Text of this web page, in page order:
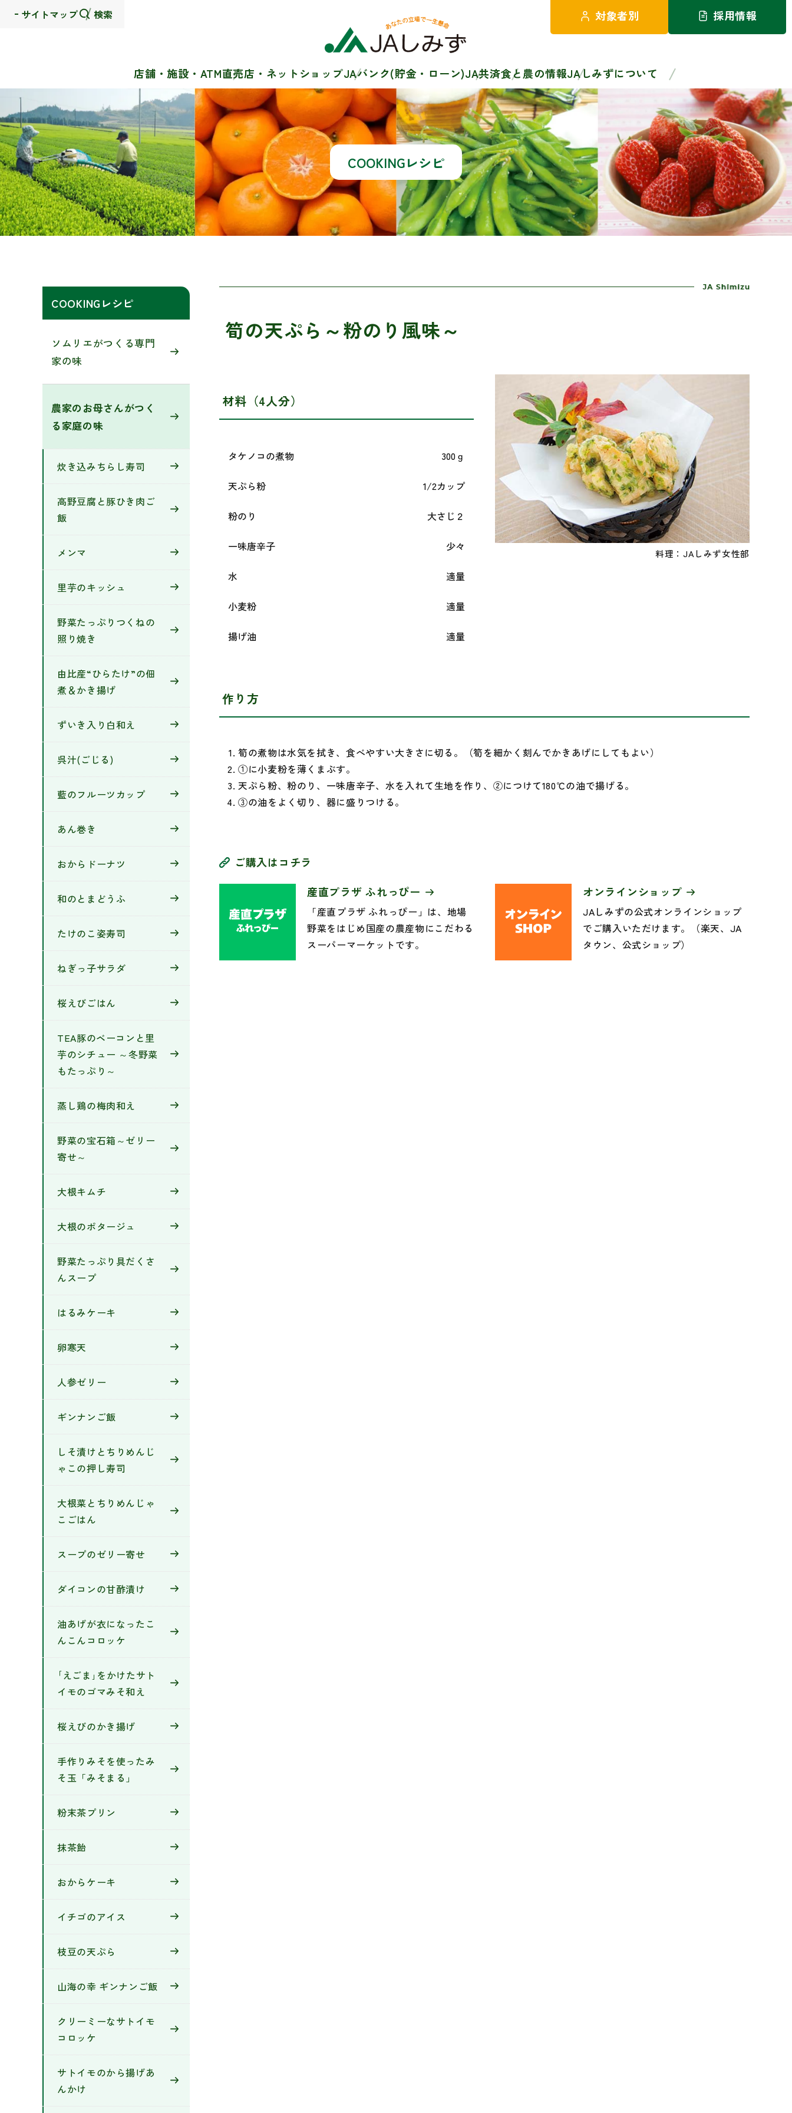
ロ
ー
バ
ル
ナ
ビ
ゲ
ー
文
へ
ー
カ
ル
ナ
ビ
ゲ
ー
シ
ッ
タ
ー
へ
サイトマップ 検索 対象者別 採用情報
店舗・施設・ATM直売店・ネットショップJAバンク(貯金・ローン)JA共済食と農の情報JAしみずについて
COOKINGレシピ
筍の天ぷら～粉のり風味～
材料（4人分）
タケノコの煮物 300ｇ
天ぷら粉 1/2カップ
粉のり 大さじ２
一味唐辛子 少々
水 適量
小麦粉 適量
揚げ油 適量
料理：JAしみず女性部
作り方
筍の煮物は水気を拭き、食べやすい大きさに切る。（筍を細かく刻んでかきあげにしてもよい）
①に小麦粉を薄くまぶす。
天ぷら粉、粉のり、一味唐辛子、水を入れて生地を作り、②につけて180℃の油で揚げる。
③の油をよく切り、器に盛りつける。
ご購入はコチラ
産直プラザ ふれっぴー
「産直プラザ ふれっぴー」は、地場
野菜をはじめ国産の農産物にこだわる
スーパーマーケットです。
オンラインショップ
JAしみずの公式オンラインショップ
でご購入いただけます。（楽天、JA
タウン、公式ショップ）
COOKINGレシピ
ソムリエがつくる専門
家の味
農家のお母さんがつく
る家庭の味
炊き込みちらし寿司
高野豆腐と豚ひき肉ご
飯
メンマ
里芋のキッシュ
野菜たっぷりつくねの
照り焼き
由比産“ひらたけ”の佃
煮＆かき揚げ
ずいき入り白和え
呉汁(ごじる)
藍のフルーツカップ
あん巻き
おからドーナツ
和のとまどうふ
たけのこ姿寿司
ねぎっ子サラダ
桜えびごはん
TEA豚のベーコンと里
芋のシチュー ～冬野菜
もたっぷり～
蒸し鶏の梅肉和え
野菜の宝石箱～ゼリー
寄せ～
大根キムチ
大根のポタージュ
野菜たっぷり具だくさ
んスープ
はるみケーキ
卵寒天
人参ゼリー
ギンナンご飯
しそ漬けとちりめんじ
ゃこの押し寿司
大根菜とちりめんじゃ
こごはん
スープのゼリー寄せ
ダイコンの甘酢漬け
油あげが衣になったこ
んこんコロッケ
｢えごま｣をかけたサト
イモのゴマみそ和え
桜えびのかき揚げ
手作りみそを使ったみ
そ玉「みそまる」
粉末茶プリン
抹茶飴
おからケーキ
イチゴのアイス
枝豆の天ぷら
山海の幸 ギンナンご飯
クリーミーなサトイモ
コロッケ
サトイモのから揚げあ
んかけ